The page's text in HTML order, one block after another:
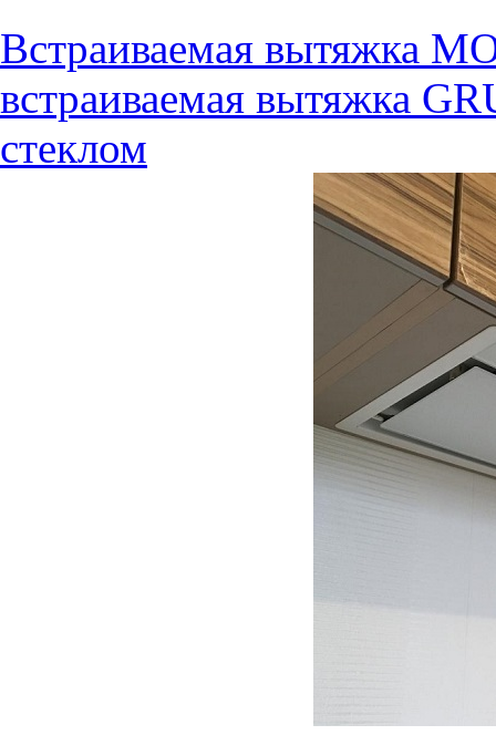
Встраиваемая вытяжка
встраиваемая вытяжка
стеклом